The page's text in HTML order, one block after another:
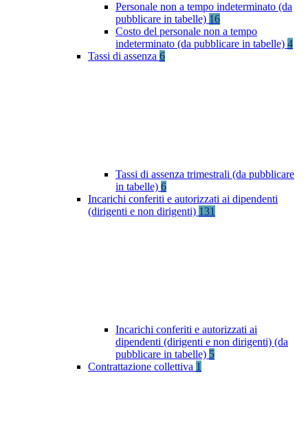
Personale non a tempo indeterminato (da
pubblicare in tabelle) 16
Costo del personale non a tempo
indeterminato (da pubblicare in tabelle) 4
Tassi di assenza 6
Tassi di assenza trimestrali (da pubblicare
in tabelle) 6
Incarichi conferiti e autorizzati ai dipendenti
(dirigenti e non dirigenti) 131
Incarichi conferiti e autorizzati ai
dipendenti (dirigenti e non dirigenti) (da
pubblicare in tabelle) 5
Contrattazione collettiva 1